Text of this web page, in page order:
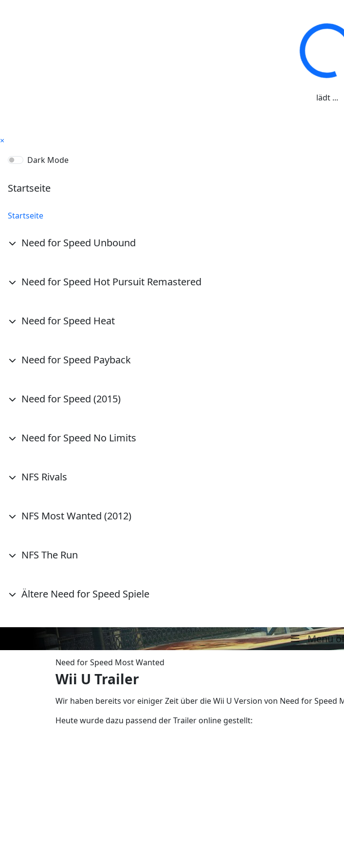
lädt ...
×
Dark Mode
Startseite
Startseite
Need for Speed Unbound
Need for Speed Hot Pursuit Remastered
Need for Speed Heat
Need for Speed Payback
Need for Speed (2015)
Need for Speed No Limits
NFS Rivals
NFS Most Wanted (2012)
NFS The Run
Ältere Need for Speed Spiele
Menü
Need for Speed Most Wanted
Wii U Trailer
Wir haben bereits vor einiger Zeit über die Wii U Version von Need for Speed
Heute wurde dazu passend der Trailer online gestellt: